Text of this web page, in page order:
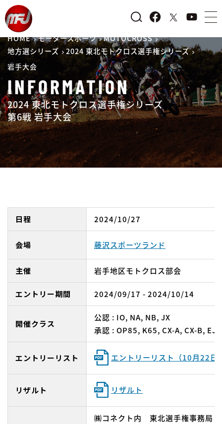
HOME モータースポーツ
MOTOCROSS
地方選シリーズ
2024 東北モトクロス選手権シリーズ
岩手大会
INFORMATION
2024 東北モトクロス選手権シリーズ
第6戦 岩手大会
日程 2024/10/27
会場 藤沢スポーツランド
主催 岩手地区モトクロス部会
エントリー期間 2024/09/17 - 2024/10/14
開催クラス
公認 : IO, NA, NB, JX
承認 : OP85, K65, CX-A, CX-B, EJ
エントリーリスト エントリーリスト（10月22日
リザルト リザルト
㈱コネクト内 東北選手権事務局